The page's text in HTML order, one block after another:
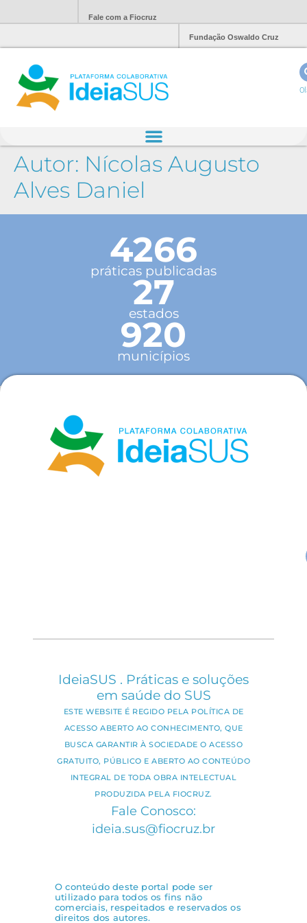
Fale com a Fiocruz
Fundação Oswaldo Cruz
Autor: Nícolas Augusto
Alves Daniel
4266
práticas publicadas
27
estados
920
municípios
IdeiaSUS . Práticas e soluções
em saúde do SUS
ESTE WEBSITE É REGIDO PELA POLÍTICA DE
ACESSO ABERTO AO CONHECIMENTO, QUE
BUSCA GARANTIR À SOCIEDADE O ACESSO
GRATUITO, PÚBLICO E ABERTO AO CONTEÚDO
INTEGRAL DE TODA OBRA INTELECTUAL
PRODUZIDA PELA FIOCRUZ.
Fale Conosco:
ideia.sus@fiocruz.br
O conteúdo deste portal pode ser
utilizado para todos os fins não
comerciais, respeitados e reservados os
direitos dos autores.